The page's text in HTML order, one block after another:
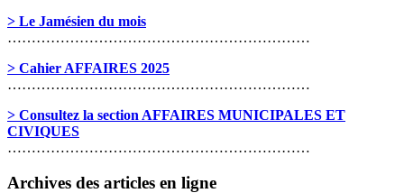
> Le Jamésien du mois
………………………………………………………
> Cahier AFFAIRES 2025
………………………………………………………
> Consultez la section AFFAIRES MUNICIPALES ET
CIVIQUES
………………………………………………………
Archives des articles en ligne